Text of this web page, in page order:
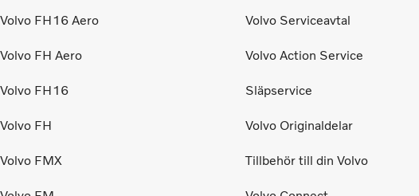
Volvo FH16 Aero
Volvo FH Aero
Volvo FH16
Volvo FH
Volvo FMX
Volvo Serviceavtal
Volvo Action Service
Släpservice
Volvo Originaldelar
Tillbehör till din Volvo